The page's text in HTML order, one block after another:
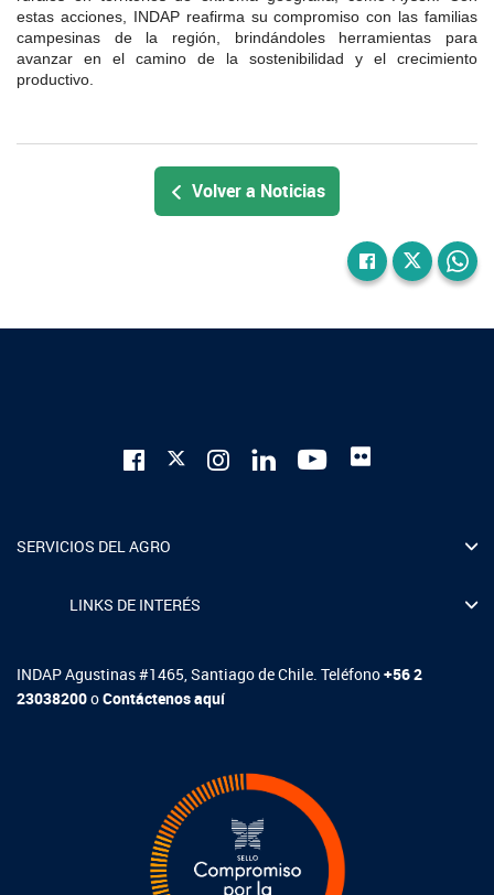
estas acciones, INDAP reafirma su compromiso con las familias
campesinas de la región, brindándoles herramientas para
avanzar en el camino de la sostenibilidad y el crecimiento
productivo.
Volver a Noticias
SERVICIOS DEL AGRO
LINKS DE INTERÉS
INDAP Agustinas #1465, Santiago de Chile. Teléfono+56 2
23038200oContáctenos aquí